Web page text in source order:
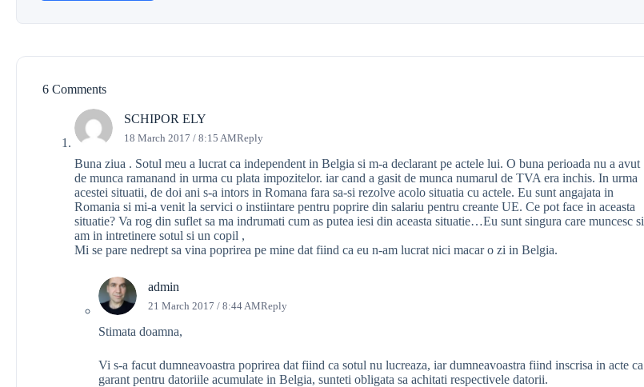
6 Comments
SCHIPOR ELY
18 March 2017 / 8:15 AMReply
Buna ziua . Sotul meu a lucrat ca independent in Belgia si m-a declarant pe actele lui. O buna perioada nu a avut
de munca ramanand in urma cu plata impozitelor. iar cand a gasit de munca numarul de TVA era inchis. In urma
acestei situatii, de doi ani s-a intors in Romana fara sa-si rezolve acolo situatia cu actele. Eu sunt angajata in
Romania si mi-a venit la servici o instiintare pentru poprire din salariu pentru creante UE. Ce pot face in aceasta
situatie? Va rog din suflet sa ma indrumati cum as putea iesi din aceasta situatie…Eu sunt singura care muncesc si
am in intretinere sotul si un copil ,
Mi se pare nedrept sa vina poprirea pe mine dat fiind ca eu n-am lucrat nici macar o zi in Belgia.
admin
21 March 2017 / 8:44 AMReply
Stimata doamna,
Vi s-a facut dumneavoastra poprirea dat fiind ca sotul nu lucreaza, iar dumneavoastra fiind inscrisa in acte ca
garant pentru datoriile acumulate in Belgia, sunteti obligata sa achitati respectivele datorii.